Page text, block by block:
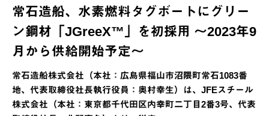
常石造船、水素燃料タグボートにグリー
ン鋼材「JGreeX™」を初採用 ～2023年9
月から供給開始予定～
常石造船株式会社（本社：広島県福山市沼隈町常石1083番
地、代表取締役社長執行役員：奥村幸生）は、JFEスチール
株式会社（本社：東京都千代田区内幸町二丁目2番3号、代表